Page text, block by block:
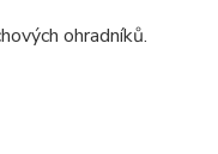
ohradníků.